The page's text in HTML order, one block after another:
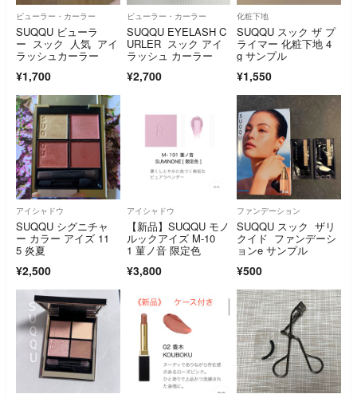
ビューラー・カーラー
SUQQU ビューラ
ー スック 人気 アイ
ラッシュカーラー
¥1,700
ビューラー・カーラー
SUQQU EYELASH C
URLER スック アイ
ラッシュ カーラー
¥2,700
化粧下地
SUQQU スック ザ プ
ライマー 化粧下地 4
g サンプル
¥1,550
アイシャドウ
SUQQU シグニチャ
ー カラー アイズ 11
5 炎夏
¥2,500
アイシャドウ
【新品】SUQQU モノ
ルックアイズ M-10
1 菫ノ音 限定色
¥3,800
ファンデーション
SUQQU スック ザリ
クイド ファンデーシ
ョンe サンプル
¥500